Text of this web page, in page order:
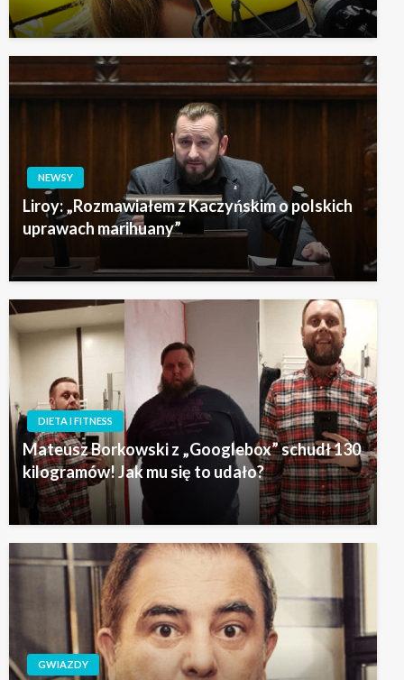
NEWSY
Liroy: „Rozmawiałem z Kaczyńskim o polskich
uprawach marihuany”
DIETA I FITNESS
Mateusz Borkowski z „Googlebox” schudł 130
kilogramów! Jak mu się to udało?
GWIAZDY